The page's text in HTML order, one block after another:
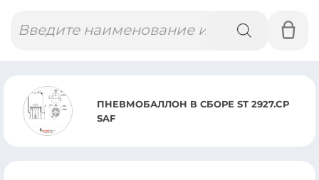
товаров
ПНЕВМОБАЛЛОН В СБОРЕ ST 2927.CP
SAF